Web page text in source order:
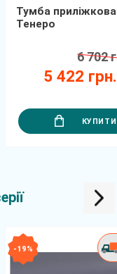
Тумба приліжкова
Тенеро
5 422
6 702
КУПИТИ
- 19 %